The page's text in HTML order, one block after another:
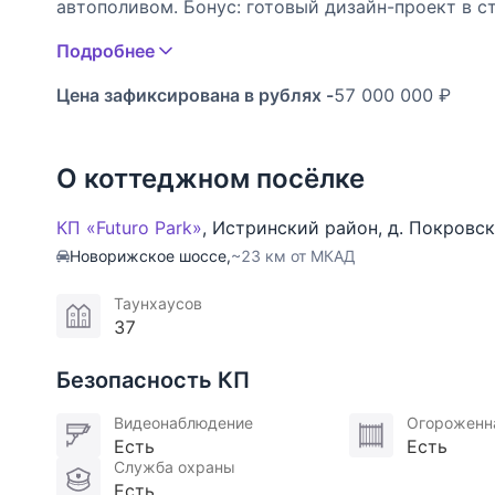
автополивом. Бонус: готовый дизайн-проект в
УЧАСТОК: Преимущество данного таунхауса в
огороженный живой изгородью из туй. Имеется
Участок с уже готовой системой полива и
ОПИСАНИЕ ПОСЁЛКА: Футуро Парк,
комфортной и современной жизни. Локация с
небом. Территория окружена хвойными
разбит парк с прогулочными дорожками.
недвижимости могут пользоваться
ИНФРАСТРУКТУРА: В посёлке есть
"Покровский", Novaya Riga Outlet Village и
Подробнее
Цена зафиксирована в рублях -57 000 000 ₽
О коттеджном посёлке
КП «Futuro Park», Истринский район, д.
Новорижское шоссе,~23 км от МКАД
Таунхаусов
37
Безопасность КП
Видеонаблюдение
Есть Есть
Служба охраны